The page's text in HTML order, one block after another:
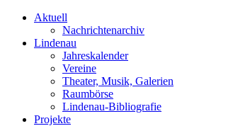
Aktuell
Nachrichtenarchiv
Lindenau
Jahreskalender
Vereine
Theater, Musik, Galerien
Raumbörse
Lindenau-Bibliografie
Projekte